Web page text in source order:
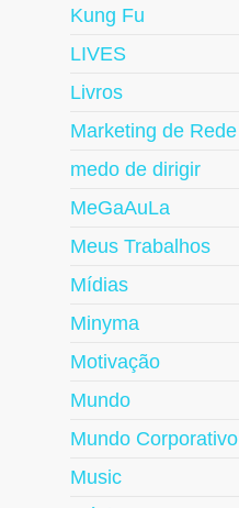
Kung Fu
LIVES
Livros
Marketing de Rede
medo de dirigir
MeGaAuLa
Meus Trabalhos
Mídias
Minyma
Motivação
Mundo
Mundo Corporativo
Music